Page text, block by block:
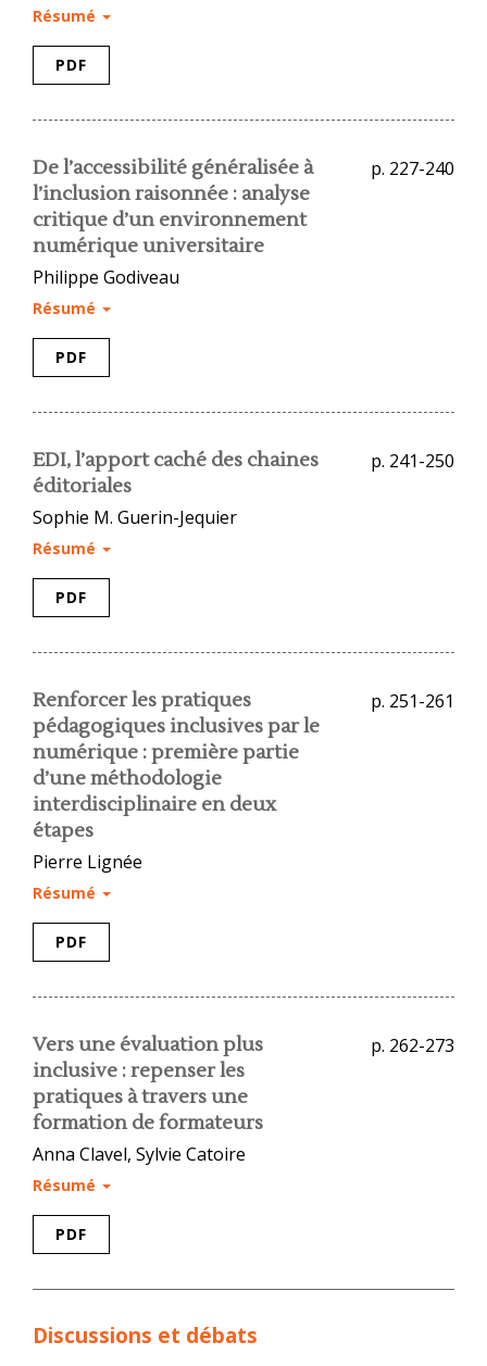
Résumé
PDF
De l’accessibilité généralisée à
l’inclusion raisonnée : analyse
critique d’un environnement
numérique universitaire
p. 227-240
Philippe Godiveau
Résumé
PDF
EDI, l’apport caché des chaines
éditoriales
p. 241-250
Sophie M. Guerin-Jequier
Résumé
PDF
Renforcer les pratiques
pédagogiques inclusives par le
numérique : première partie
d’une méthodologie
interdisciplinaire en deux
étapes
p. 251-261
Pierre Lignée
Résumé
PDF
Vers une évaluation plus
inclusive : repenser les
pratiques à travers une
formation de formateurs
p. 262-273
Anna Clavel, Sylvie Catoire
Résumé
PDF
Discussions et débats